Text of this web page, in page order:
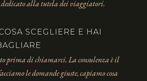
alla tutela dei viaggiatori.
SCEGLIERE E HAI
prima di chiamarci. La consulenza è il
le domande giuste, capiamo cosa